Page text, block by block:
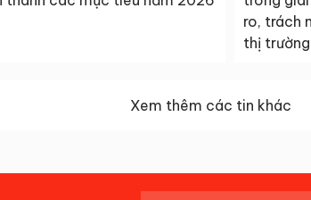
ro, trách
thị trường
Xem thêm các tin khác